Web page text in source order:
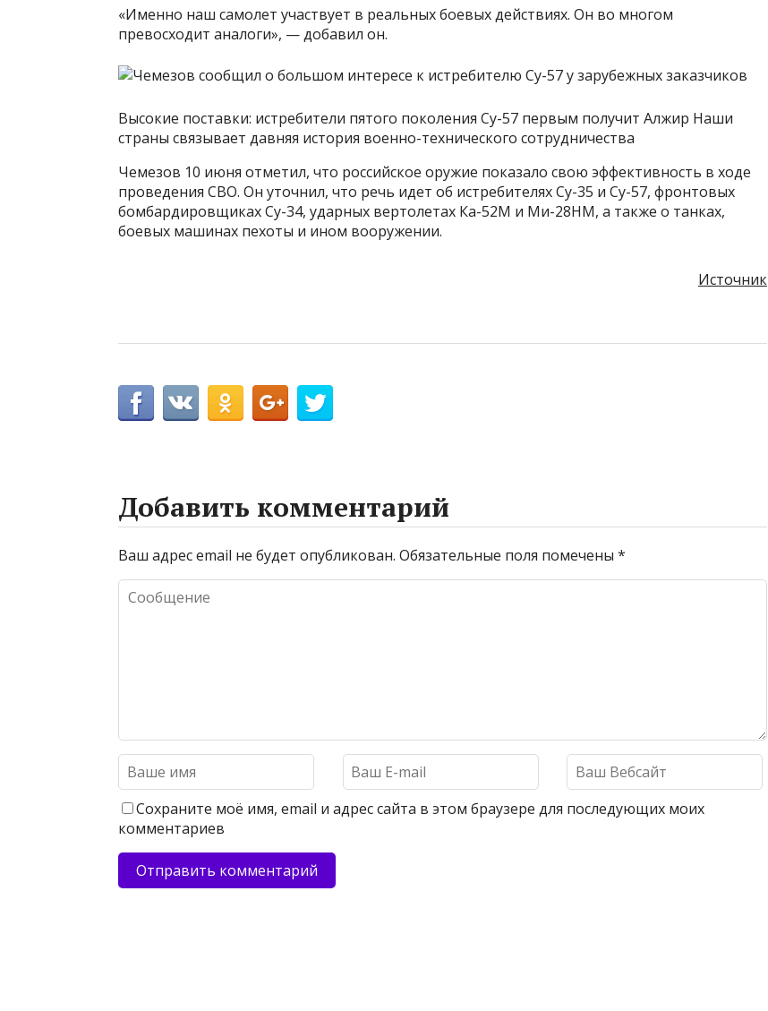
«Именно наш самолет участвует в реальных боевых действиях. Он во многом
превосходит аналоги», — добавил он.
Высокие поставки: истребители пятого поколения Су-57 первым получит Алжир Наши
страны связывает давняя история военно-технического сотрудничества
Чемезов 10 июня отметил, что российское оружие показало свою эффективность в ходе
проведения СВО. Он уточнил, что речь идет об истребителях Су-35 и Су-57, фронтовых
бомбардировщиках Су-34, ударных вертолетах Ка-52М и Ми-28НМ, а также о танках,
боевых машинах пехоты и ином вооружении.
Источник
Добавить комментарий
Ваш адрес email не будет опубликован. Обязательные поля помечены *
Сохраните моё имя, email и адрес сайта в этом браузере для последующих моих
комментариев